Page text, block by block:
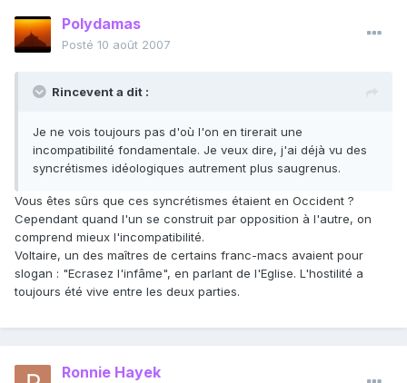
Polydamas
Posté 10 août 2007
Rincevent a dit :
Je ne vois toujours pas d'où l'on en tirerait une
incompatibilité fondamentale. Je veux dire, j'ai déjà vu des
syncrétismes idéologiques autrement plus saugrenus.
Vous êtes sûrs que ces syncrétismes étaient en Occident ?
Cependant quand l'un se construit par opposition à l'autre, on
comprend mieux l'incompatibilité.
Voltaire, un des maîtres de certains franc-macs avaient pour
slogan : "Ecrasez l'infâme", en parlant de l'Eglise. L'hostilité a
toujours été vive entre les deux parties.
Ronnie Hayek